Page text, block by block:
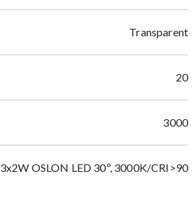
Transparent
20
3000
3x2W OSLON LED 30º, 3000K/CRI>90